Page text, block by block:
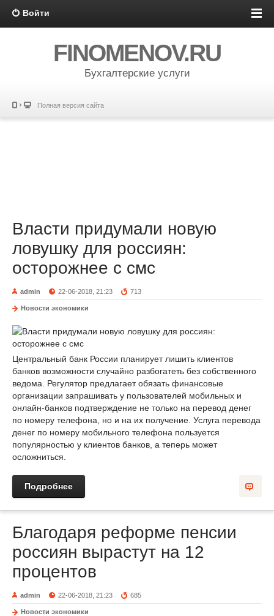
Войти
FINOMENOV.RU
Бухгалтерские услуги
Полная версия сайта
Власти придумали новую
ловушку для россиян:
осторожнее с смс
admin 22-06-2018, 21:23 713
Новости экономики
Центральный банк России планирует лишить клиентов
банков возможности случайно разбогатеть без собственного
ведома. Регулятор предлагает обязать финансовые
организации запрашивать у пользователей мобильных и
онлайн-банков подтверждение не только на перевод денег
по номеру телефона, но и на их получение. Услуга перевода
денег по номеру мобильного телефона пользуется
популярностью у клиентов банков, а теперь может
осложниться.
Подробнее
Благодаря реформе пенсии
россиян вырастут на 12
процентов
admin 22-06-2018, 21:23 685
Новости экономики